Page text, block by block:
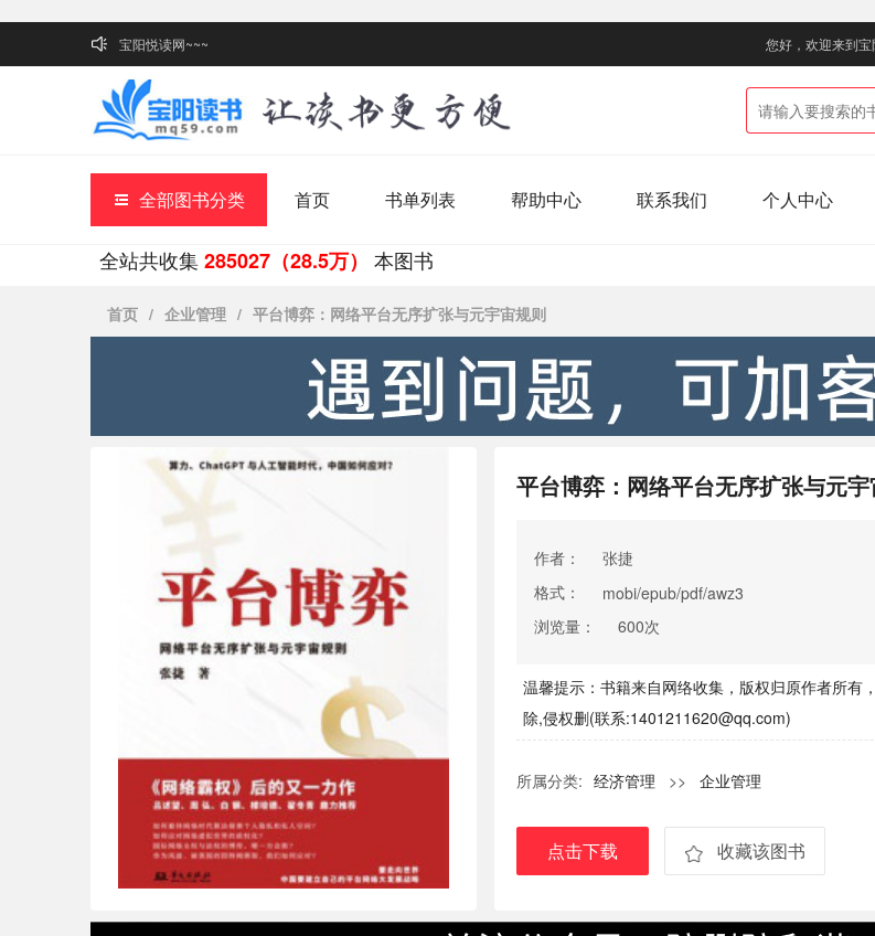
宝阳悦读网~~~ 您好，欢迎来到宝
全部图书分类 首页 书单列表 帮助中心 联系我们 个人中心
全站共收集285027（28.5万） 本图书
首页 / 企业管理 / 平台博弈：网络平台无序扩张与元宇宙规则
平台博弈：网络平台无序扩张与元
作者：
张捷
格式：
mobi/epub/pdf/awz3
浏览量：
600次
温馨提示：书籍来自网络收集，版权归原作者所有
除,侵权删(联系:1401211620@qq.com)
所属分类: 经济管理 >> 企业管理
点击下载 收藏该图书